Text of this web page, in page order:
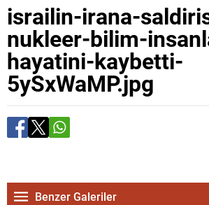
israilin-irana-
nukleer-bilim-
hayatini-kaybetti-
5ySxWaMP.jpg
Benzer Galeriler